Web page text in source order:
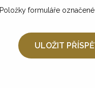
Položky formuláře označené